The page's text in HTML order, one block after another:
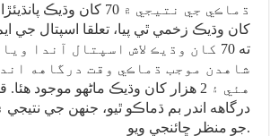
ڌماڪي جي نتيجي ۾ 70 کان
کان وڌيڪ زخمي ٿي پيا، تعلقا اسپتال جي
ته 70 کان وڌيڪ لاش اسپتال آندا
شاهدن موجب ڌماڪي وقت درگاهه
هئي ۽ 2 هزار کان وڌيڪ ماڻهو موجود
درگاهه اندر بم ڌماڪو ٿيو، جنهن جي
جو منظر ڇائنجي ويو.